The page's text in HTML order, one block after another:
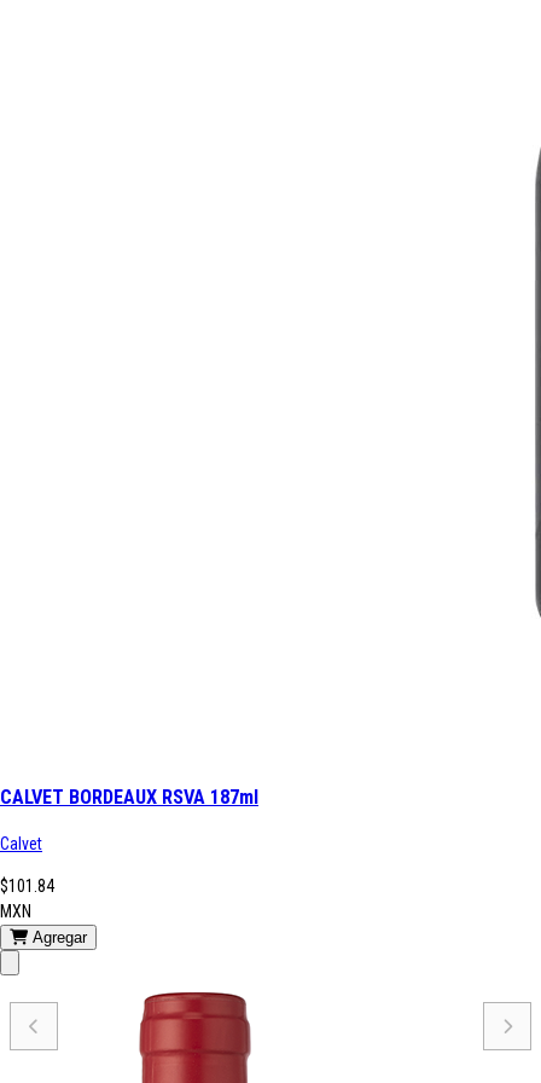
CALVET BORDEAUX RSVA 187ml
Calvet
$101.84
MXN
Agregar